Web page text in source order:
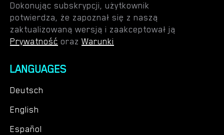
Dokonując subskrypcji, użytkownik
potwierdza, że zapoznał się z naszą
zaktualizowaną wersją i zaakceptował ją
Prywatność oraz Warunki
LANGUAGES
Deutsch
English
Español